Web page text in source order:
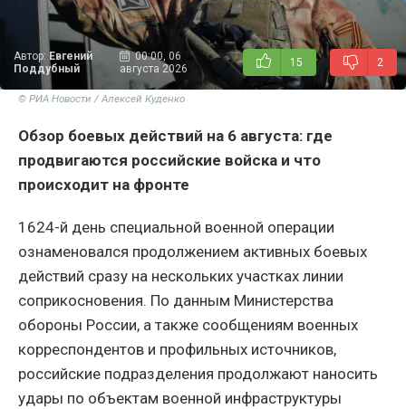
Автор: Евгений
Поддубный
00:00, 06
августа 2026
15 2
© РИА Новости / Алексей Куденко
Обзор боевых действий на 6 августа: где
продвигаются российские войска и что
происходит на фронте
1624-й день специальной военной операции
ознаменовался продолжением активных боевых
действий сразу на нескольких участках линии
соприкосновения. По данным Министерства
обороны России, а также сообщениям военных
корреспондентов и профильных источников,
российские подразделения продолжают наносить
удары по объектам военной инфраструктуры